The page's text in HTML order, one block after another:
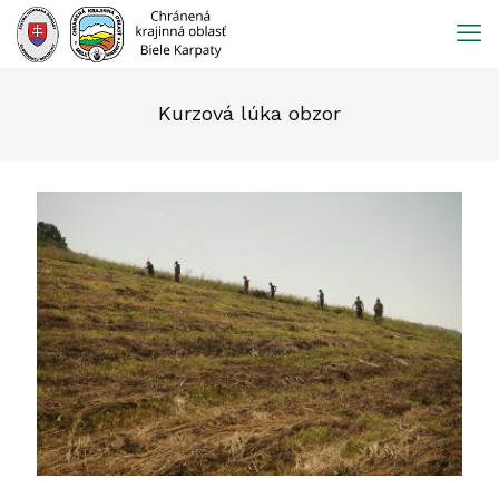
Prejsť
obsah
Kurzová lúka obzor